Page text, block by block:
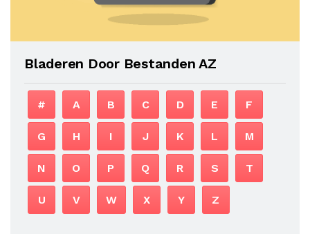
Bladeren Door Bestanden AZ
# A B C D E F
G H I J K L M
N O P Q R S T
U V W X Y Z